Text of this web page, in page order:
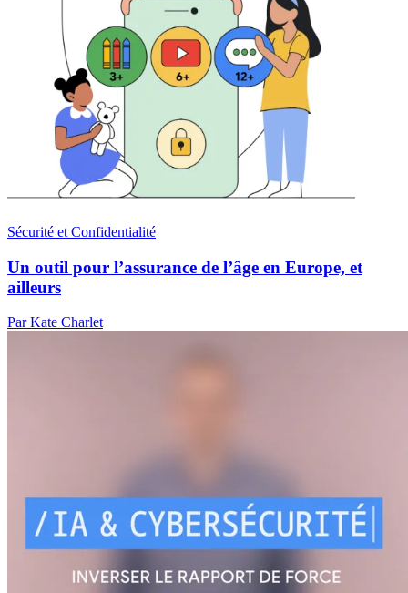
Sécurité et Confidentialité
Un outil pour l’assurance de l’âge en Europe, et
ailleurs
Par Kate Charlet